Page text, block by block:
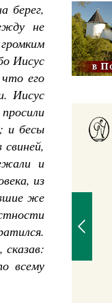
берег,
не
Иисус
его
Иисус
и бесы
и
из
же
всему